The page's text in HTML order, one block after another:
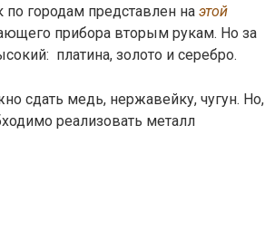
городам представлен на этой
прибора вторым рукам. Но за
платина, золото и серебро.
сдать медь, нержавейку, чугун. Но,
реализовать металл